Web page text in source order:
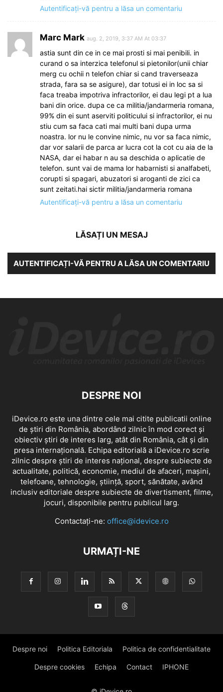
Autentificați-vă pentru a lăsa un comentariu
Marc Mark aug. 2, 2019, 3:37 AM At 03:37
astia sunt din ce in ce mai prosti si mai penibili. in
curand o sa interzica telefonul si pietonilor(unii chiar
merg cu ochii n telefon chiar si cand traverseaza
strada, fara sa se asigure), dar totusi ei in loc sa si
faca treaba impotriva infractorilor, ei dau legi pt a lua
bani din orice. dupa ce ca militia/jandarmeria romana,
99% din ei sunt aserviti politicului si infractorilor, ei nu
stiu cum sa faca cati mai multi bani dupa urma
noastra. lor nu le convine nimic, nu vor sa faca nimic,
dar vor salarii de parca ar lucra cot la cot cu aia de la
NASA, dar ei habar n au sa deschida o aplicatie de
telefon. sunt vai de mama lor habarnisti si analfabeti,
corupti si spagari, abuzatori si aroganti de zici ca
sunt zeitati.hai sictir militia/jandarmeria romana
Autentificați-vă pentru a lăsa un comentariu
LĂSAȚI UN MESAJ
AUTENTIFICAȚI-VĂ PENTRU A LĂSA UN COMENTARIU
DESPRE NOI
iDevice.ro este una dintre cele mai citite publicatii online
de știri din România, abordând zilnic în mod corect și
obiectiv știri de interes larg, atât din România, cât și din
presa internațională. Echipa editorială a iDevice.ro scrie
zilnic despre știri de interes național, despre subiecte de
actualitate, politică, economie, mediul de afaceri, mașini,
telefoane, tehnologie, știință, sport, sănătate, având
inclusiv editoriale despre subiecte de divertisment, filme,
jocuri, disponibile pentru publicul larg.
Contactați-ne: office@idevice.ro
URMAȚI-NE
Despre noi Politica Editoriala Politica de confidentialitate
Despre cookies Echipa Contact IPHONE